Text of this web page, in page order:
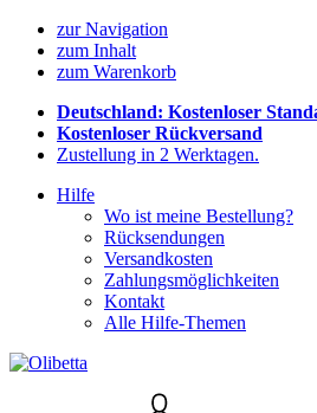
zur Navigation
zum Inhalt
zum Warenkorb
Deutschland: Kostenloser
Kostenloser Rückversand
Zustellung in 2 Werktagen.
Hilfe
Wo ist meine Bestellung?
Rücksendungen
Versandkosten
Zahlungsmöglichkeiten
Kontakt
Alle Hilfe-Themen